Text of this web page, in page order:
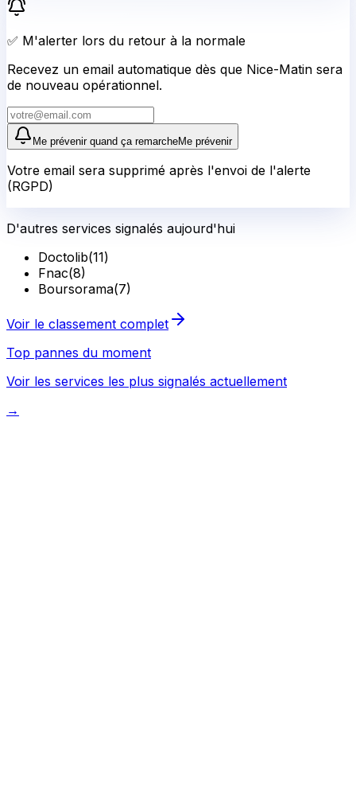
✅ M'alerter lors du retour à la normale
Recevez un email automatique dès que Nice-Matin sera
de nouveau opérationnel.
Me prévenir quand ça remarcheMe prévenir
Votre email sera supprimé après l'envoi de l'alerte
(RGPD)
D'autres services signalés aujourd'hui
Doctolib(11)
Fnac(8)
Boursorama(7)
Voir le classement complet
Top pannes du moment
Voir les services les plus signalés actuellement
→